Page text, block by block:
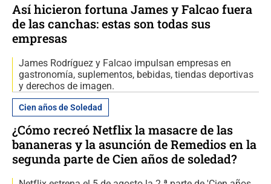
Así hicieron fortuna James y Falcao fuera
de las canchas: estas son todas sus
empresas
James Rodríguez y Falcao impulsan empresas en
gastronomía, suplementos, bebidas, tiendas deportivas
y derechos de imagen.
Cien años de Soledad
¿Cómo recreó Netflix la masacre de las
bananeras y la asunción de Remedios en la
segunda parte de Cien años de soledad?